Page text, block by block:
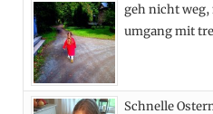
b
i
geh nicht weg,
umgang mit
Schnelle